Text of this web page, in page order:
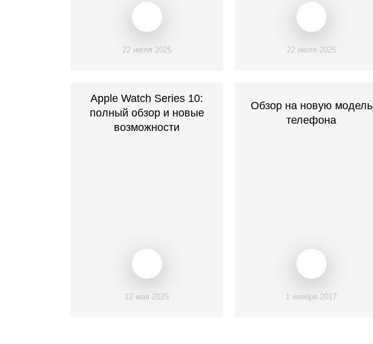
22 июля 2025 22 июля 2025
Apple Watch Series 10:
полный обзор и новые
возможности
12 мая 2025
Обзор на новую модель
телефона
1 ноября 2017